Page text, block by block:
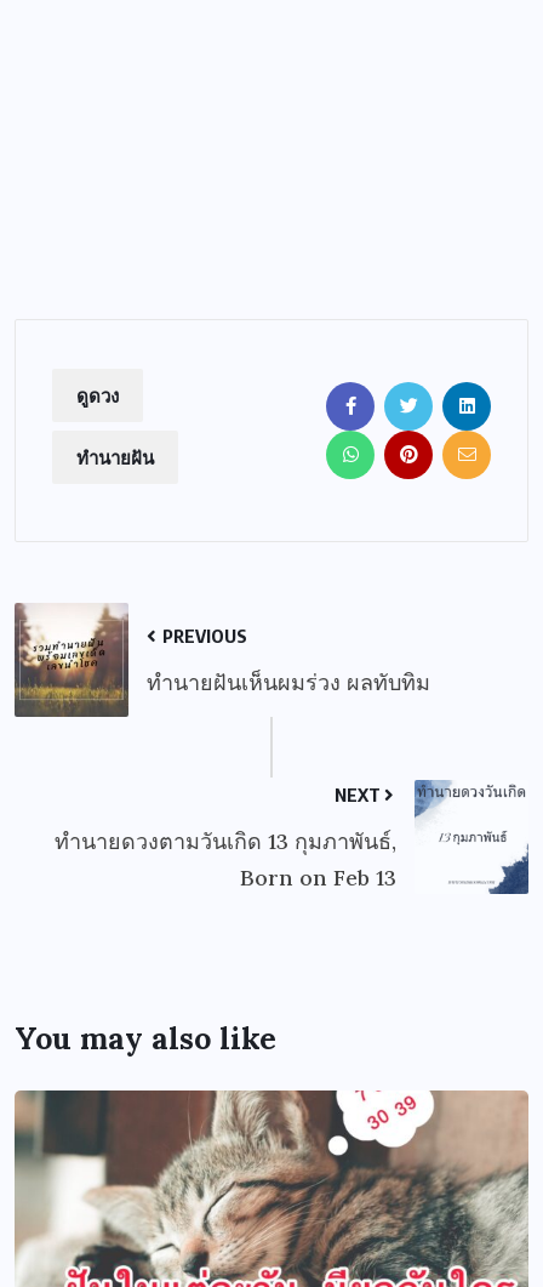
ดูดวง
ทำนายฝัน
PREVIOUS
ทำนายฝันเห็นผมร่วง ผลทับทิม
NEXT
ทำนายดวงตามวันเกิด 13 กุมภาพันธ์,
Born on Feb 13
You may also like